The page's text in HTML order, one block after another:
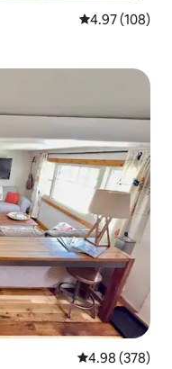
平均评分 4.97
4.97 (108)
平均评分 4.98
4.98 (378)